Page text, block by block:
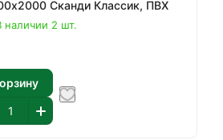
ДО 600х2000 Сканди Классик, ПВХ
наличии 2 шт.